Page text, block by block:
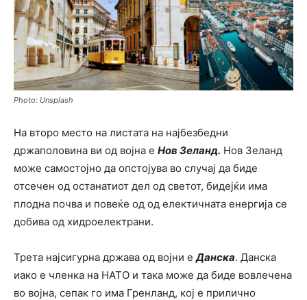
Photo: Unsplash
На второ место на листата на најбезбедни
држаполовина ви од војна е Нов Зеланд. Нов Зеланд
може самостојно да опстојува во случај да биде
отсечен од останатиот дел од светот, бидејќи има
плодна почва и повеќе од од електичната енергија се
добива од хидроелектрани.
Трета најсигурна држава од војни е Данска. Данска
иако е членка на НАТО и така може да биде вовлечена
во војна, сепак го има Гренланд, кој е прилично